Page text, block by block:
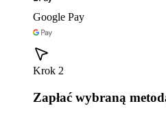
Google Pay
Krok 2
Zapłać wybraną